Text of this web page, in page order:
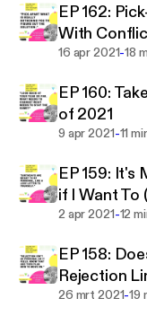
self-care, from
people, just like
starting with small
EP 162:
With
16 apr 2021-18
EP 160:
of 2021
9 apr 2021-11
EP 159: It's
if I Want To
2 apr 2021-12
EP 158:
Rejection
Jen Glantz)
26 mrt 2021-19